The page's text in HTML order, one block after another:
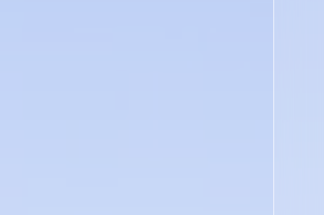
動画/短
僕青相